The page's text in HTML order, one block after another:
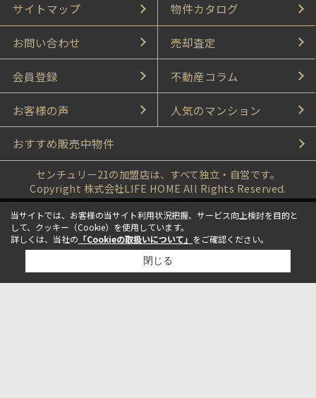
サイトマップ 物件カタログ
お問い合わせ 売却査定
会員登録 不動産コラム
お客様の声 人気のマンション
おすすめ販売中物件
センチュリー21の加盟店は、すべて独立・自営です。
Copyright 株式会社LIFE HOME All Rights Reserved.
当サイトでは、お客様の当サイト利用状況把握、サービス向上検討を目的と
して、クッキー（Cookie）を使用しています。
詳しくは、当社の 「Cookieの取扱いについて」 をご確認ください。
閉じる